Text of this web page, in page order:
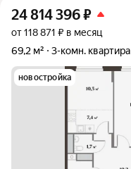
24 814 396₽
от 118 871 ₽ в месяц
69,2 м²
3-комн. квартира
новостройка